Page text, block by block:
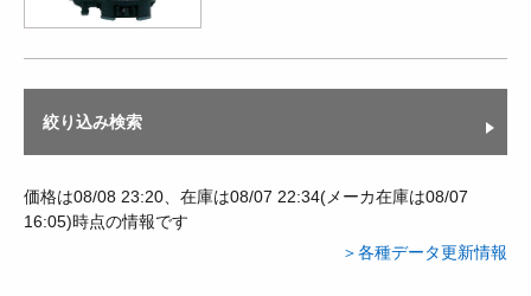
絞り込み検索
価格は08/08 23:20、在庫は08/07 22:34(メーカ在庫は08/07
16:05)時点の情報です
＞各種データ更新情報